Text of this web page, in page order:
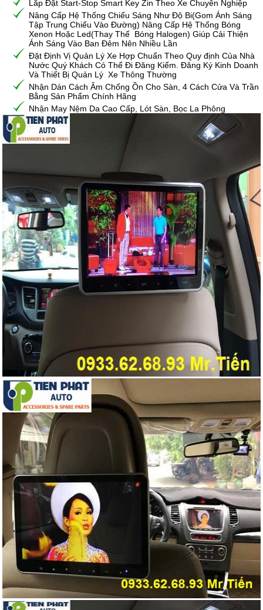
Lắp Đặt Start-Stop Smart Key Zin Theo Xe Chuyên Nghiệp
Nâng Cấp Hệ Thống Chiếu Sáng Như Độ Bi(Gom Ánh Sáng
Tập Trung Chiếu Vào Đường) Nâng Cấp Hệ Thống Bóng
Xenon Hoặc Led(Thay Thế Bóng Halogen) Giúp Cải Thiện
Ánh Sáng Vào Ban Đêm Nên Nhiều Lần
Đặt Định Vị Quản Lý Xe Hợp Chuẩn Theo Quy định Của Nhà
Nước Quý Khách Có Thể Đi Đăng Kiểm. Đăng Ký Kinh Doanh
Và Thiết Bị Quản Lý Xe Thông Thường
Nhận Dán Cách Âm Chống Ồn Cho Sàn, 4 Cách Cửa Và Trần
Bằng Sản Phẩm Chính Hãng
Nhận May Nệm Da Cao Cấp, Lót Sàn, Bọc La Phông